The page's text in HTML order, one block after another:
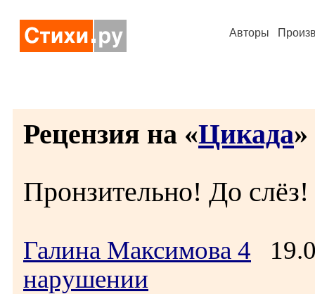
Авторы
Рецензия на «Цикада»
Пронзительно! До слёз!
Галина Максимова 4
нарушении